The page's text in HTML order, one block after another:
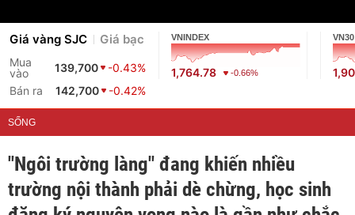
Giá vàng SJC Giá bạc
Mua
vào
139,700
-0.43%
Bán ra
142,700 -0.42%
VNINDEX
1,764.78 -0.66%
VN30
SỐNG
"Ngôi trường làng" đang khiến nhiều
trường nội thành phải dè chừng, học sinh